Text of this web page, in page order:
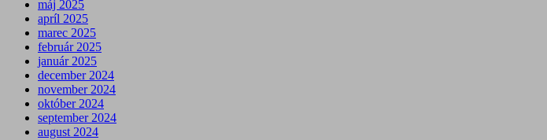
máj 2025
apríl 2025
marec 2025
február 2025
január 2025
december 2024
november 2024
október 2024
september 2024
august 2024